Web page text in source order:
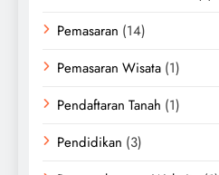
Pemasaran (14)
Pemasaran Wisata (1)
Pendaftaran Tanah (1)
Pendidikan (3)